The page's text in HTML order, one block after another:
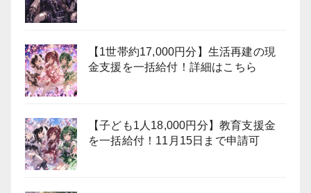
【1世帯約17,000円分】生活再建の現
金支援を一括給付！詳細はこちら
【子ども1人18,000円分】教育支援金
を一括給付！11月15日まで申請可